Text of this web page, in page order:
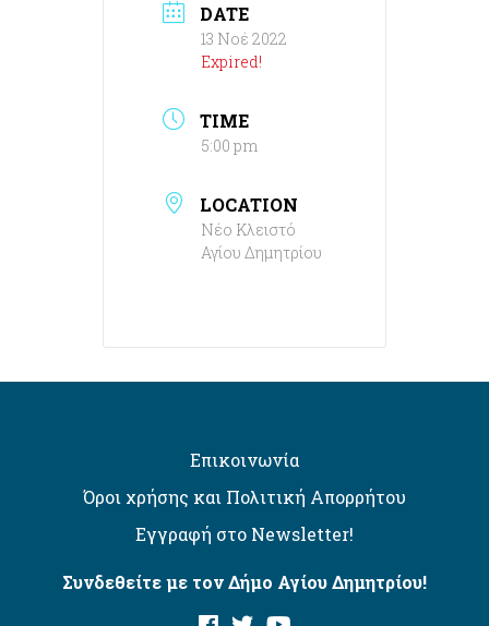
DATE
13 Νοέ 2022
Expired!
TIME
5:00 pm
LOCATION
Νέο Κλειστό
Αγίου Δημητρίου
Επικοινωνία
Όροι χρήσης και Πολιτική Απορρήτου
Εγγραφή στο Newsletter!
Συνδεθείτε με τον Δήμο Αγίου Δημητρίου!